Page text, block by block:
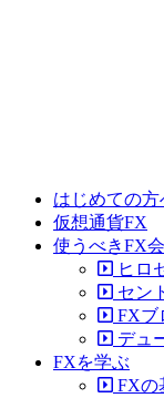
はじめての方
仮想通貨FX
使うべきFX
ヒロ
セン
FXブ
デュ
FXを学ぶ
FXの